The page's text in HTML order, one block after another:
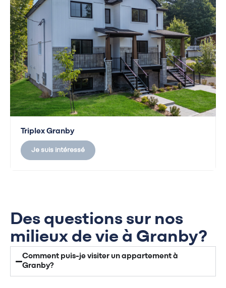
Triplex Granby
Je suis intéressé
Des questions sur nos
milieux de vie à Granby?
Comment puis-je visiter un appartement à
Granby?